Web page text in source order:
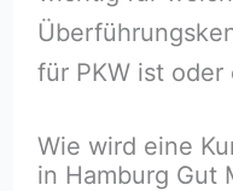
für PKW ist oder
Wie wird eine
in Hamburg Gut